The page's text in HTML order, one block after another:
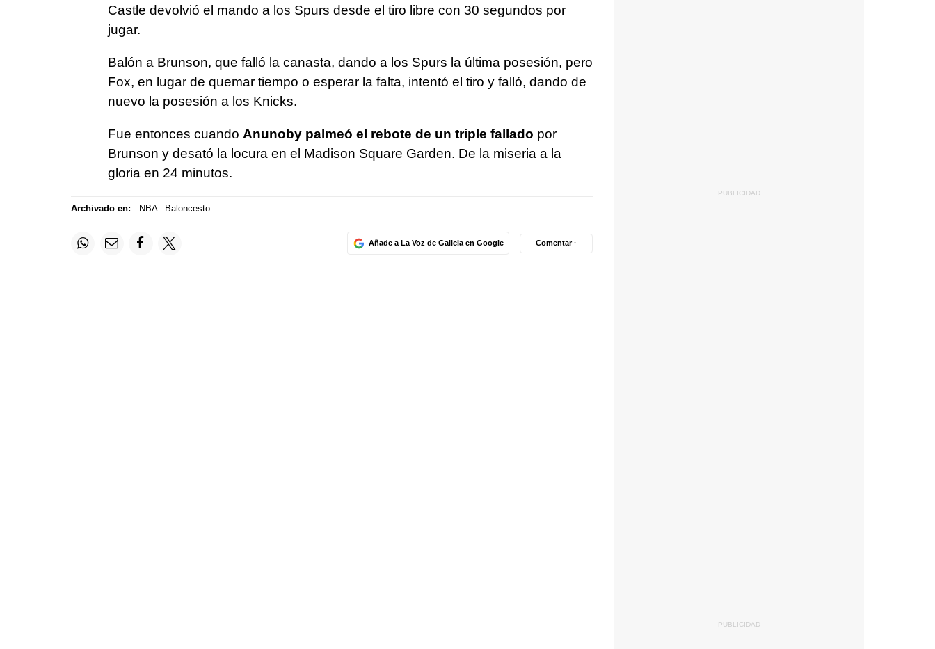
Castle devolvió el mando a los Spurs desde el tiro libre con 30 segundos por
jugar.
Balón a Brunson, que falló la canasta, dando a los Spurs la última posesión, pero
Fox, en lugar de quemar tiempo o esperar la falta, intentó el tiro y falló, dando de
nuevo la posesión a los Knicks.
Fue entonces cuando Anunoby palmeó el rebote de un triple fallado por
Brunson y desató la locura en el Madison Square Garden. De la miseria a la
gloria en 24 minutos.
Archivado en: NBA Baloncesto
Añade a La Voz de Galicia en Google Comentar ·